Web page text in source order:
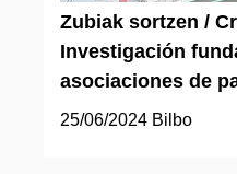
Zubiak sortzen /
Investigación
asociaciones de
25/06/2024 Bilbo